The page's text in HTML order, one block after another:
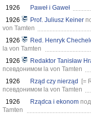
1926
Paweł i Gaweł
1926
Prof. Juliusz Keiner
von Tamten
1926
Red. Henryk
la von Tamten
1926
Redaktor Tanisław
псевдонимом la von Tamten
1926
Rząd czy nierząd [=
псевдонимом la von Tamten
1926
Rządca i ekonom
Tamten